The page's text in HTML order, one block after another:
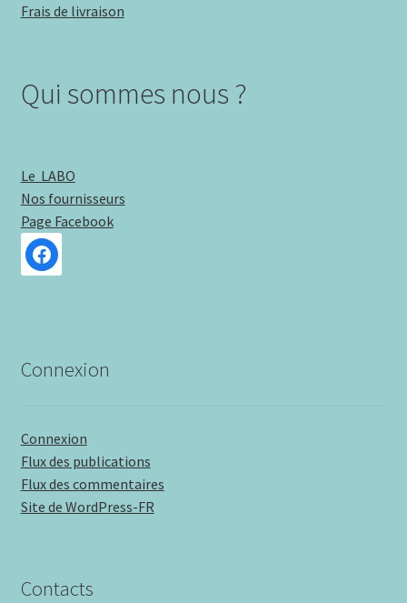
Frais de livraison
Qui sommes nous ?
Le LABO
Nos fournisseurs
Page Facebook
Connexion
Connexion
Flux des publications
Flux des commentaires
Site de WordPress-FR
Contacts